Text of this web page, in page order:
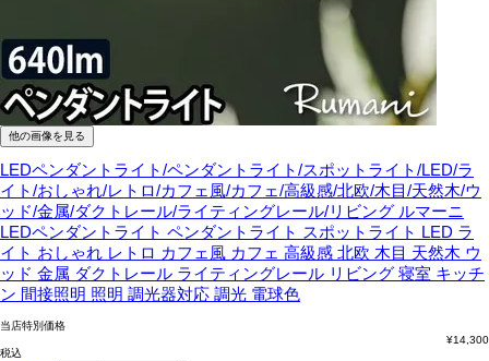
他の画像を見る
LEDペンダントライト/ペンダントライト/スポットライト/LED/ラ
イト/おしゃれ/レトロ/カフェ風/カフェ/高級感/北欧/木目/天然木/ウ
ッド/金属/ダクトレール/ライティングレール/リビング ルマーニ
LEDペンダントライト ペンダントライト スポットライト LED ラ
イト おしゃれ レトロ カフェ風 カフェ 高級感 北欧 木目 天然木 ウ
ッド 金属 ダクトレール ライティングレール リビング 寝室 キッチ
ン 間接照明 照明 調光器対応 調光 電球色
当店特別価格
¥14,300
税込